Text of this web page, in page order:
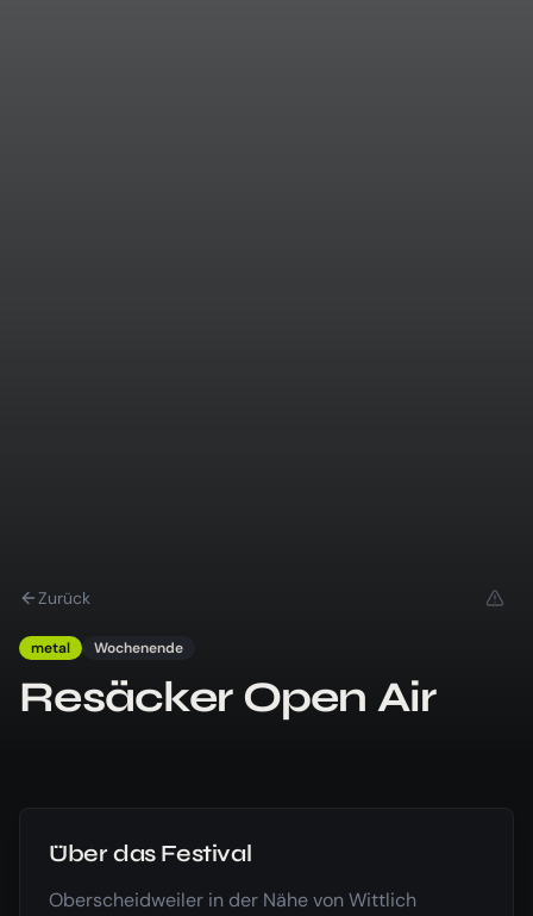
Zurück
metal Wochenende
Resäcker Open Air
Über das Festival
Oberscheidweiler in der Nähe von Wittlich